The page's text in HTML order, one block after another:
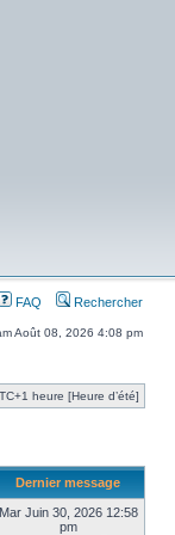
FAQ Rechercher
Août 08, 2026 4:08 pm
heure [Heure d’été]
Dernier message
Mar Juin 30, 2026 12:58
pm